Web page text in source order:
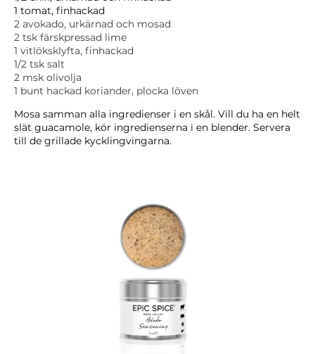
1 tomat, finhackad
2 avokado, urkärnad och mosad
2 tsk färskpressad lime
1 vitlöksklyfta, finhackad
1/2 tsk salt
2 msk olivolja
1 bunt hackad koriander, plocka löven
Mosa samman alla ingredienser i en skål. Vill du ha en helt
slät guacamole, kör ingredienserna i en blender. Servera
till de grillade kycklingvingarna.